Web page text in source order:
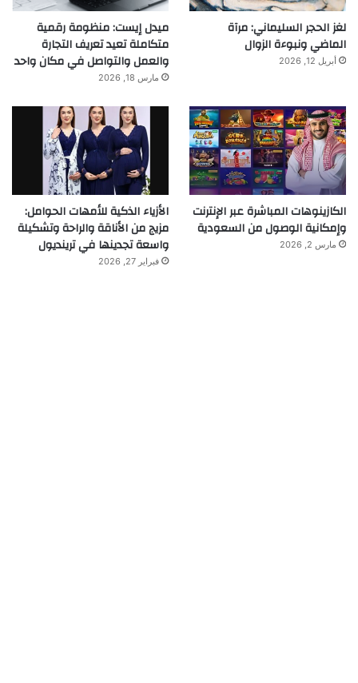
لغز الحجر السليماني: مرآة
الماضي ونبوءة الزوال
أبريل 12, 2026
ميدل إيست: منظومة رقمية
متكاملة تعيد تعريف التجارة
والعمل والتواصل في مكان واحد
مارس 18, 2026
الكازينوهات المباشرة عبر الإنترنت
وإمكانية الوصول من السعودية
مارس 2, 2026
الأزياء الذكية للأمهات الحوامل:
مزيج من الأناقة والراحة وتشكيلة
واسعة تجدينها في ترينديول
فبراير 27, 2026